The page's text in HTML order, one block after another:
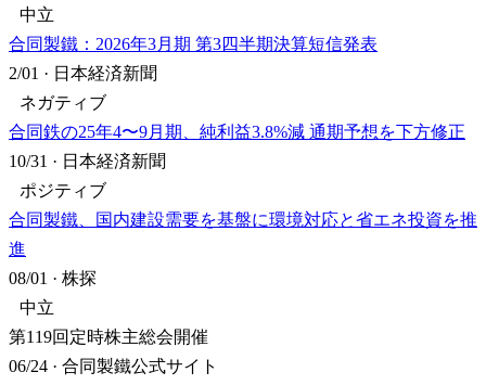
中立
合同製鐵：2026年3月期 第3四半期決算短信発表
2/01 · 日本経済新聞
ネガティブ
合同鉄の25年4〜9月期、純利益3.8%減 通期予想を下方修正
10/31 · 日本経済新聞
ポジティブ
合同製鐵、国内建設需要を基盤に環境対応と省エネ投資を推
進
08/01 · 株探
中立
第119回定時株主総会開催
06/24 · 合同製鐵公式サイト